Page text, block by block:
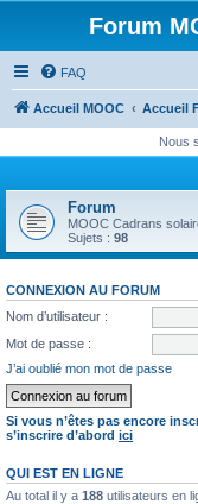
Forum
FAQ
Accueil MOOC Accueil
Nous
Forum
MOOC Cadrans
Sujets : 98
CONNEXION AU FORUM
Nom d’utilisateur :
Mot de passe :
J’ai oublié mon mot de passe
Si vous n’êtes pas encore
s’inscrire d’abord ici
QUI EST EN LIGNE
Au total il y a 188 utilisateurs en